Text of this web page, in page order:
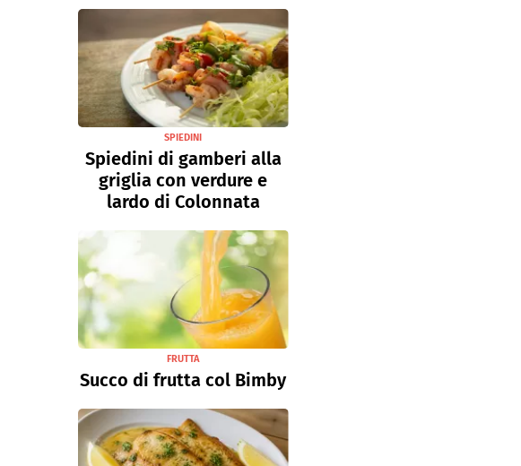
SPIEDINI
Spiedini di gamberi alla
griglia con verdure e
lardo di Colonnata
FRUTTA
Succo di frutta col Bimby